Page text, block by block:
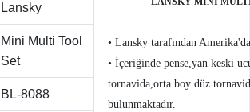
Lansky
Mini Multi Tool
Set
BL-8088
• Lansky tarafından
• İçeriğinde pense,yan keski
tornavida,orta boy düz
bulunmaktadır.